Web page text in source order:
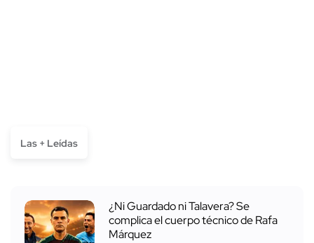
Las + Leídas
¿Ni Guardado ni Talavera? Se
complica el cuerpo técnico de Rafa
Márquez